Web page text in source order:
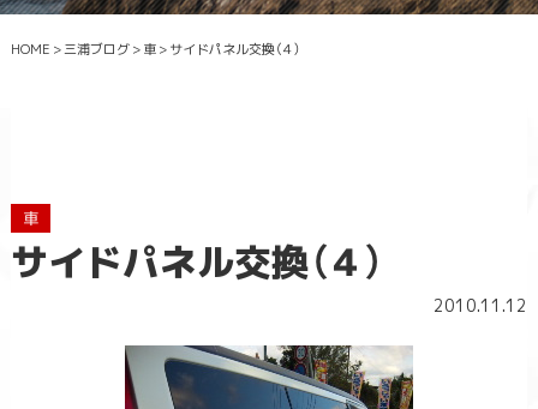
HOME >三浦ブログ>車>サイドパネル交換（４）
車
サイドパネル交換（４）
2010.11.12